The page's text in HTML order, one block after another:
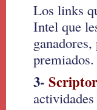
Los links
Intel que
premiados.
3-